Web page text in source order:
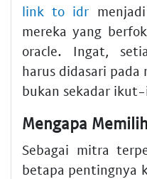
link to idr
mereka yang
oracle. Ingat,
harus didasari pada
bukan sekadar
Mengapa
Sebagai mitra
betapa pentingnya